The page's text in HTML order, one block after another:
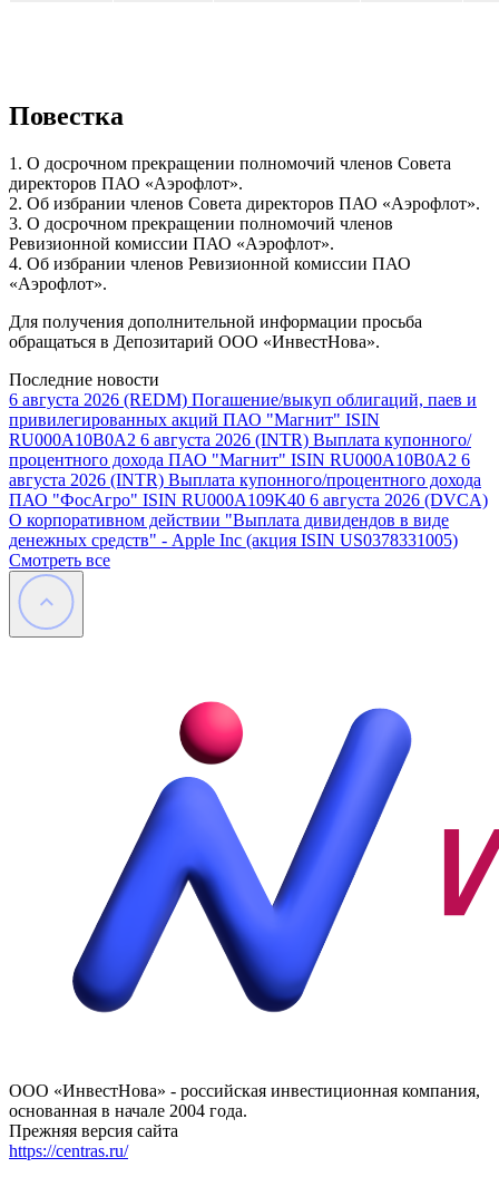
Повестка
1. О досрочном прекращении полномочий членов Совета
директоров ПАО «Аэрофлот».
2. Об избрании членов Совета директоров ПАО «Аэрофлот».
3. О досрочном прекращении полномочий членов
Ревизионной комиссии ПАО «Аэрофлот».
4. Об избрании членов Ревизионной комиссии ПАО
«Аэрофлот».
Для получения дополнительной информации просьба
обращаться в Депозитарий ООО «ИнвестНова».
Последние новости
6 августа 2026 (REDM) Погашение/выкуп облигаций, паев и
привилегированных акций ПАО "Магнит" ISIN
RU000A10B0A2 6 августа 2026 (INTR) Выплата купонного/
процентного дохода ПАО "Магнит" ISIN RU000A10B0A2 6
августа 2026 (INTR) Выплата купонного/процентного дохода
ПАО "ФосАгро" ISIN RU000A109K40 6 августа 2026 (DVCA)
О корпоративном действии "Выплата дивидендов в виде
денежных средств" - Apple Inc (акция ISIN US0378331005)
Смотреть все
ООО «ИнвестНова» - российская инвестиционная компания,
основанная в начале 2004 года.
Прежняя версия сайта
https://centras.ru/